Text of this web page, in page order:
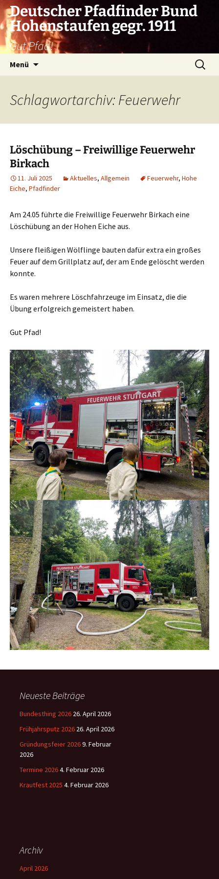
Zum
Inhalt
springen
Deutscher Pfadfinder Bund
Hohenstaufen gegr. 1911
Gut Pfad!
Menü
Suchen
nach:
Schlagwortarchiv: Feuerwehr
Löschübung – Freiwillige Feuerwehr
Birkach
11. Juli 2025 Aktuelles, Allgemein Feuerwehr, Hohe
Eiche, Pfadfinder
Am 24.05 führte die Freiwillige Feuerwehr Birkach eine
Löschübung an der Hohen Eiche aus.
Unsere fleißigen Wölflinge bauten dafür extra ein großes
Feuer auf dem Grillplatz auf, der am Ende gelöscht werden
konnte.
Es waren mehrere Löschfahrzeuge im Einsatz, die die
Übung erfolgreich gemeistert haben.
Gut Pfad!
Neueste Beiträge
Bundesthing 2026 26. April 2026
Frühjahrsputz 2026 26. April 2026
Gründungsfeier 20269. Februar
2026
Termine 20264. Februar 2026
Krautfest 2025 4. Februar 2026
Archiv
April 2026